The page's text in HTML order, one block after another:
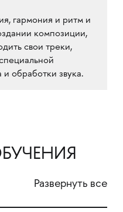
гармония и ритм и
композиции,
свои треки,
обработки звука.
Развернуть все